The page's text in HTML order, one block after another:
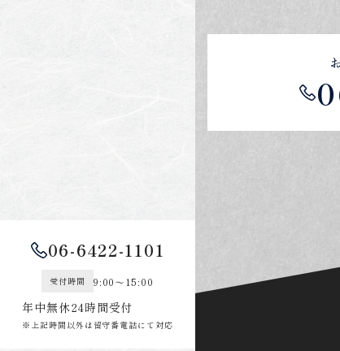
06-6422-1101
受付時間 9:00～15:00
年中無休24時間受付
※上記時間以外は留守番電話にて対応